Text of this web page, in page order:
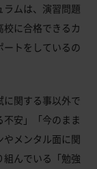
ラムは、演習問題
に合格できるカ
ートをしているの
関する事以外で
安」「今のまま
メンタル面に関
んでいる「勉強